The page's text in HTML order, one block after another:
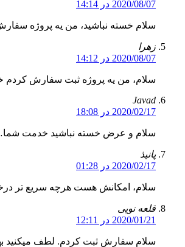
2020/08/07 در 14:14
سلام خسته نباشید، من یه پروژه
زهرا
2020/08/07 در 14:12
سلام، من یه پروژه ثبت سفارش
Javad
2020/02/17 در 18:08
سلام و عرض خسته نباشید خدمت
پانيذ
2020/02/17 در 01:28
سلام، امكانش هست هرچه سريع تر
قلعه نویی
2020/01/21 در 12:11
سلام سفارش ثبت کردم. لطف میکنید